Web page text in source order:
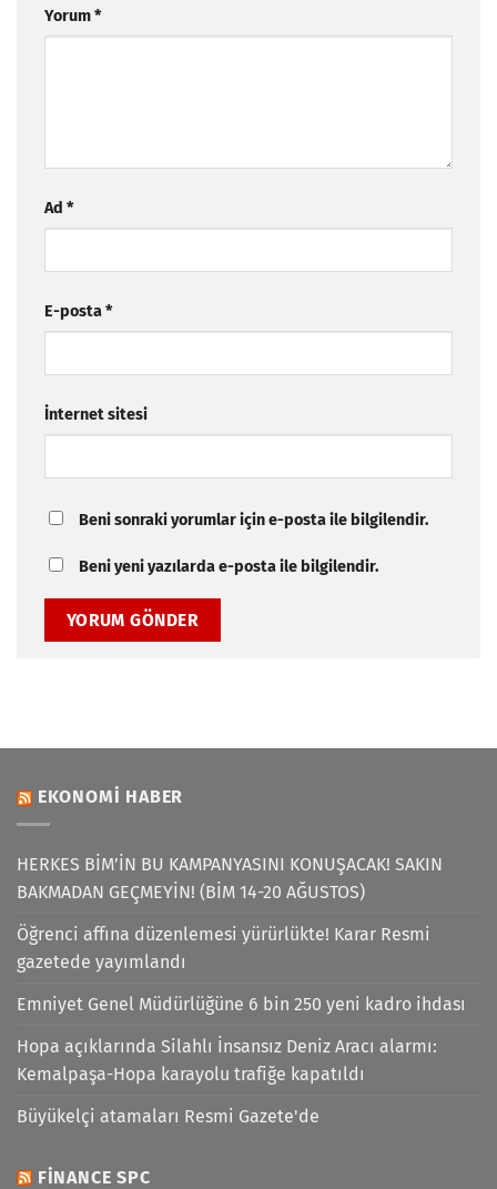
Yorum*
Ad *
E-posta*
İnternet sitesi
Beni sonraki yorumlar için e-posta ile bilgilendir.
Beni yeni yazılarda e-posta ile bilgilendir.
EKONOMI HABER
HERKES BİM’İN BU KAMPANYASINI KONUŞACAK! SAKIN
BAKMADAN GEÇMEYİN! (BİM 14-20 AĞUSTOS)
Öğrenci affına düzenlemesi yürürlükte! Karar Resmi
gazetede yayımlandı
Emniyet Genel Müdürlüğüne 6 bin 250 yeni kadro ihdası
Hopa açıklarında Silahlı İnsansız Deniz Aracı alarmı:
Kemalpaşa-Hopa karayolu trafiğe kapatıldı
Büyükelçi atamaları Resmi Gazete'de
FINANCE SPC